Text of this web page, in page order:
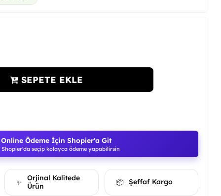
SEPETE EKLE
Online Ödeme İçin Shopier'a Git
Shopier'da seçip kolayca ödeme yapabilirsin
✨
Orjinal Kalitede
Ürün
📦 Şeffaf Kargo